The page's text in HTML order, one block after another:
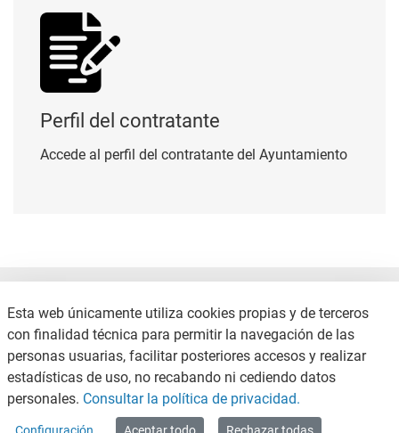
Perfil del contratante
Accede al perfil del contratante del Ayuntamiento
CONTACTO
POLÍTICA DE PRIVACIDAD
Esta web únicamente utiliza cookies propias y de terceros
con finalidad técnica para permitir la navegación de las
personas usuarias, facilitar posteriores accesos y realizar
estadísticas de uso, no recabando ni cediendo datos
personales. Consultar la política de privacidad.